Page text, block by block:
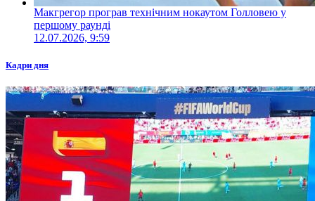
Макгрегор програв технічним нокаутом Голловею у
першому раунді
12.07.2026, 9:59
Кадри дня